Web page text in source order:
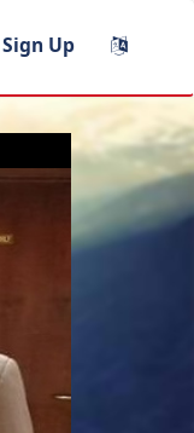
Sign Up